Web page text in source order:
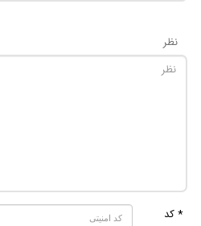
نظر
* کد